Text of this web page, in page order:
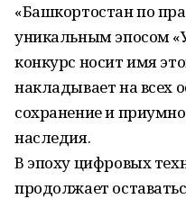
«Башкортостан по
уникальным эпосом
конкурс носит имя
накладывает на всех
сохранение и
наследия.
В эпоху цифровых
продолжает